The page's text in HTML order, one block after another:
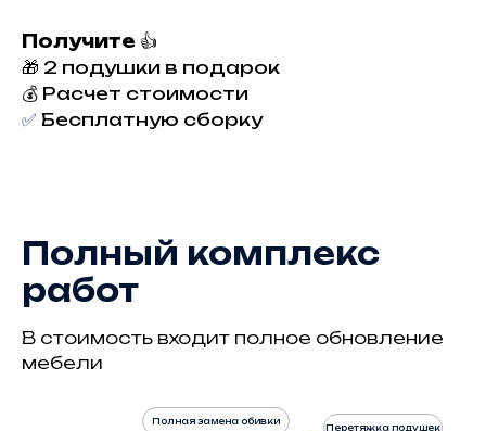
Получите 👍
🎁 2 подушки в подарок
💰 Расчет стоимости
✅ Бесплатную сборку
Полный комплекс
работ
В стоимость входит полное обновление
мебели
Перетяжка подушек
Полная замена обивки